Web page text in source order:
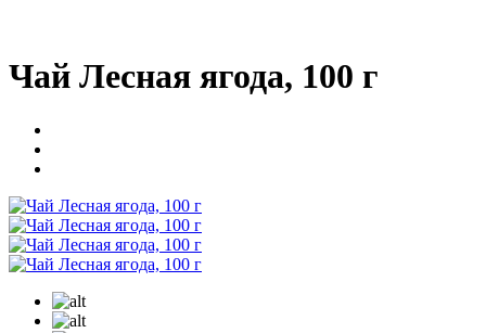
Чай Лесная ягода, 100 г